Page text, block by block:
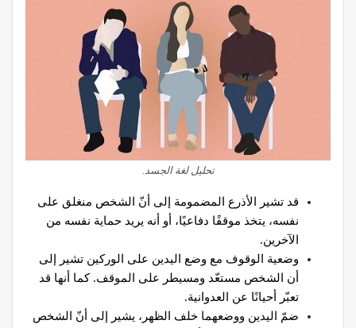
تحليل لغة الجسد.
قد تشير الأذرع المضمومة إلى أنّ الشخص منغلق على
نفسه، يتخذ موقفًا دفاعيًا، أو أنه يريد حماية نفسه من
الآخرين.
وضعية الوقوف مع وضع اليدين على الوركين تشير إلى
أن الشخص مستعّد ومسيطر على الموقف. كما أنها قد
تعبّر أحيانًا عن العدوانية.
ضمّ اليدين ووضعهما خلف الظهر، يشير إلى أنّ الشخص